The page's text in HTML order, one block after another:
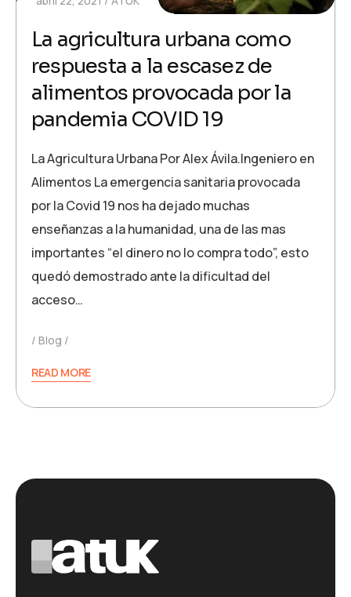
La agricultura urbana como
respuesta a la escasez de
alimentos provocada por la
pandemia COVID 19
La Agricultura Urbana Por Alex Ávila.Ingeniero en
Alimentos La emergencia sanitaria provocada
por la Covid 19 nos ha dejado muchas
enseñanzas a la humanidad, una de las mas
importantes “el dinero no lo compra todo”, esto
quedó demostrado ante la dificultad del
acceso…
Blog
READ MORE